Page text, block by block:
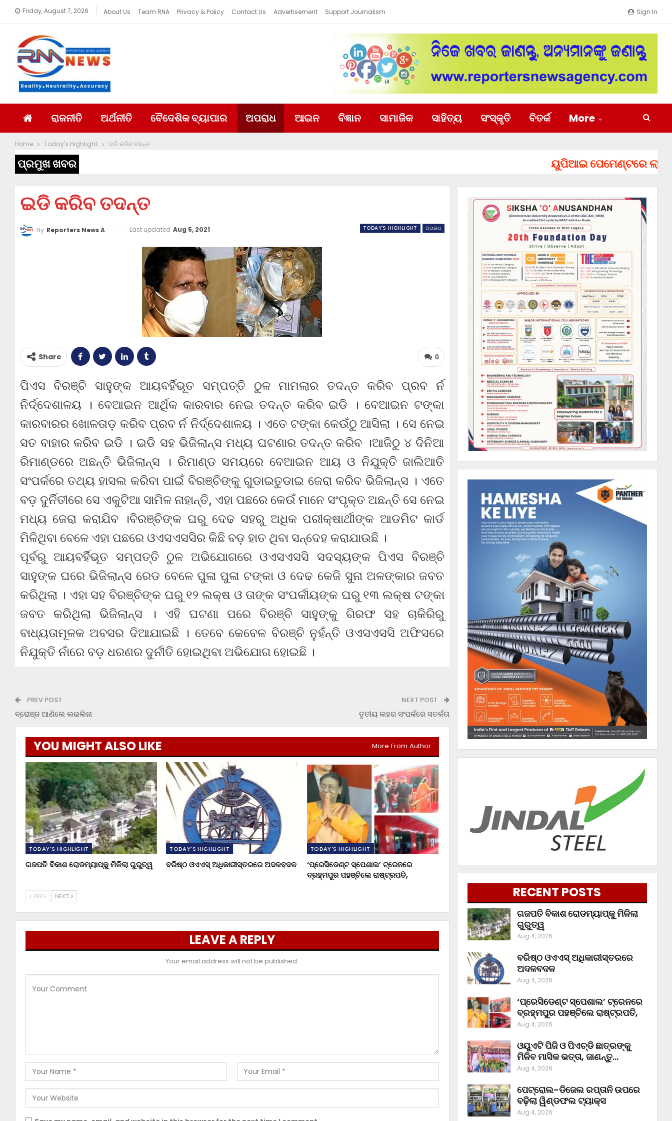
Sign In
Friday, August 7, 2026 About Us Team RNA Privacy & Policy Contact Us Advertisement Support Journalism
ରାଜନୀତି ଅର୍ଥନୀତି ବୈଦେଶିକ ବ୍ୟାପାର ଅପରାଧ ଆଇନ ବିଜ୍ଞାନ ସାମାଜିକ ସାହିତ୍ୟ ସଂସ୍କୃତି ବିତର୍କ More
Home Today's Highlight ଇଡି କରିବ ତଦନ୍ତ
ପ୍ରମୁଖ ଖବର ୟୁପିଆଇ ପେମେଣ୍ଟରେ ଲାଗିପାରେ
ଇଡି କରିବ ତଦନ୍ତ
TODAY'S HIGHLIGHT ଅପରାଧ
By Reporters News Agency Last updated Aug 5, 2021
0
Share
ପିଏସ ବିରଞ୍ଚି ସାହୁଙ୍କ ଆୟବର୍ହିଭୂତ ସମ୍ପତ୍ତି ଠୁଳ ମାମଲାର ତଦନ୍ତ କରିବ ପ୍ରବ ର୍ନ
ନିର୍ଦ୍ଦେଶାଳୟ । ବେଆଇନ ଆର୍ଥିକ କାରବାର ନେଇ ତଦନ୍ତ କରିବ ଇଡି । ବେଆଇନ ଟଙ୍କା
କାରବାରର ଖୋଳତାଡ଼ କରିବ ପ୍ରବ ର୍ନ ନିର୍ଦ୍ଦେଶାଳୟ । ଏତେ ଟଙ୍କା କେଉଁଠୁ ଆସିଲା । ସେ ନେଇ
ସତ ବାହାର କରିବ ଇଡି । ଇଡି ସହ ଭିଜିଲାନ୍ସ ମଧ୍ୟ ଘଟଣାର ତଦନ୍ତ କରିବ ।ଆଜିଠୁ ୪ ଦିନିଆ
ରିମାଣ୍ଡରେ ଅଛନ୍ତି ଭିଜିଲାନ୍ସ । ରିମାଣ୍ଡ ସମୟରେ ବେଆଇନ ଆୟ ଓ ନିଯୁକ୍ତି ଜାଲିଆତି
ସଂପର୍କରେ ତଥ୍ୟ ହାସଲ କରିବା ପାଇଁ ବିରଞ୍ଚିଙ୍କୁ ଗୁଡାଇତୁଡାଇ ଜେରା କରିବ ଭିଜିଲାନ୍ସ । ଏତେ
ବଡ଼ ଦୁର୍ନିତୀରେ ସେ ଏକୁଟିଆ ସାମିଳ ନାହାନ୍ତି, ଏହା ପଛରେ କେଉଁ ମାନେ ସଂପୃକ୍ତ ଅଛନ୍ତି ସେ ନେଇ
ମଧ୍ୟ ଜେରା କରାଯିବ ।ବିରଞ୍ଚିଙ୍କ ଘରୁ ଦେଢ ସହରୁ ଅଧିକ ପରୀକ୍ଷାର୍ଥୀଙ୍କ ଆଡମିଟ କାର୍ଡ
ମିଳିଥିବା ବେଳେ ଏହା ପଛରେ ଓଏସଏସସିର କିଛି ବଡ଼ ହାତ ଥିବା ସନ୍ଦେହ କରାଯାଉଛି ।
ପୂର୍ବରୁ ଆୟବର୍ହିଭୂତ ସମ୍ପତ୍ତି ଠୁଳ ଅଭିଯୋଗରେ ଓଏସଏସସି ସଦସ୍ୟଙ୍କ ପିଏସ ବିରଞ୍ଚି
ସାହୁଙ୍କ ଘରେ ଭିଜିଲାନ୍ସ ରେଡ ବେଳେ ପୁଳା ପୁଳା ଟଙ୍କା ଓ ଦେଢ କେଜି ସୁନା ଅଳଙ୍କାର ଜବତ
କରିଥିଲା । ଏହା ସହ ବିରଞ୍ଚିଙ୍କ ଘରୁ ୧୨ ଲକ୍ଷ ଓ ତାଙ୍କ ସଂପର୍କୀୟଙ୍କ ଘରୁ ୧୩ ଲକ୍ଷ ଟଙ୍କା
ଜବତ କରିଥିଲା ଭିଜିଲାନ୍ସ । ଏହି ଘଟଣା ପରେ ବିରଞ୍ଚି ସାହୁଙ୍କୁ ଗିରଫ ସହ ଚାକିରିରୁ
ବାଧ୍ୟତାମୂଳକ ଅବସର ଦିଆଯାଇଛି । ତେବେ କେବେଳ ବିରଞ୍ଚି ନୁହଁନ୍ତି ଓଏସଏସସି ଅଫିସରେ
ନିଯୁକ୍ତି ନାଁରେ ବଡ଼ ଧରଣର ଦୁର୍ନୀତି ହୋଇଥିବା ଅଭିଯୋଗ ହୋଇଛି ।
PREV POST
ବ୍ରୋଞ୍ଜ ଆଣିଲେ ଲଭଲିନା
NEXT POST
ତୃତୀୟ ଲହର ସଂପର୍କରେ ସତର୍କତା
YOU MIGHT ALSO LIKE More From Author
TODAY'S HIGHLIGHT
ଗଜପତି ବିକାଶ ରୋଡମ୍ୟାପ୍‌କୁ ମିଳିଲା ଗୁରୁତ୍ୱ
TODAY'S HIGHLIGHT
ବରିଷ୍ଠ ଓଏଏସ୍‌ ଅଧିକାରୀସ୍ତରରେ ଅଦଳବଦଳ
TODAY'S HIGHLIGHT
‘ପ୍ରେସିଡେଣ୍ଟ ସ୍ପେଶାଲ’ ଟ୍ରେନରେ
ବ୍ରହ୍ମପୁର ପହଞ୍ଚିଲେ ରାଷ୍ଟ୍ରପତି,
PREV NEXT
LEAVE A REPLY
Your email address will not be published.
RECENT POSTS
ଗଜପତି ବିକାଶ ରୋଡମ୍ୟାପ୍‌କୁ ମିଳିଲା
ଗୁରୁତ୍ୱ
Aug 4, 2026
ବରିଷ୍ଠ ଓଏଏସ୍‌ ଅଧିକାରୀସ୍ତରରେ
ଅଦଳବଦଳ
Aug 4, 2026
‘ପ୍ରେସିଡେଣ୍ଟ ସ୍ପେଶାଲ’ ଟ୍ରେନରେ
ବ୍ରହ୍ମପୁର ପହଞ୍ଚିଲେ ରାଷ୍ଟ୍ରପତି,
Aug 4, 2026
ଓୟୁଏଟି ପିଜି ଓ ପିଏଚ୍‌ଡି ଛାତ୍ରଙ୍କୁ
ମିଳିବ ମାସିକ ଭତ୍ତା, ଜାଣନ୍ତୁ…
Aug 4, 2026
ପେଟ୍ରୋଲ-ଡିଜେଲ ରପ୍ତାନି ଉପରେ
ବଢ଼ିଲା ୱିଣ୍ଡଫଲ ଟ୍ୟାକ୍ସ
Aug 4, 2026